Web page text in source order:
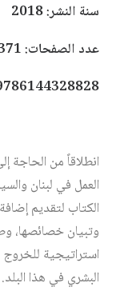
سنة النشر: 2018
عدد الصفحات: 371 ص
انطلاقاً من
العمل في لبنان
الكتاب لتقديم
وتبيان خصائصها،
استراتيجية
البشري في هذا البلد.